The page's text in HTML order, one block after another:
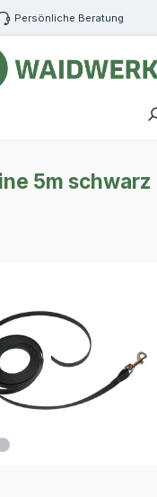
Persönliche Beratung
5m schwarz